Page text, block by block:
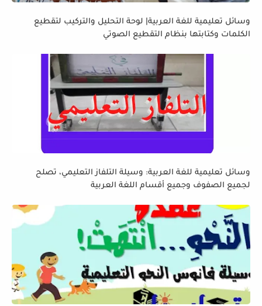
وسائل تعليمية للغة العربية| لوحة التحليل والتركيب لتقطيع
الكلمات وكتابتها بنظام التقطيع الصوتي
وسائل تعليمية للغة العربية: وسيلة التلفاز التعليمي، تصلح
لجميع الصفوف وجميع أقسام اللغة العربية